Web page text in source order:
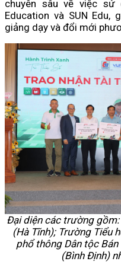
chuyên sâu về việc
Education và SUN Edu,
giảng dạy và đổi mới
Đại diện các trường gồm:
(Hà Tĩnh); Trường Tiểu
phổ thông Dân tộc
(Bình Định)